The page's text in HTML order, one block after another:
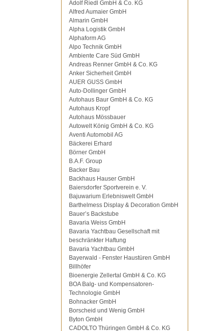
Adolf Riedl GmbH & Co. KG
Alfred Aumaier GmbH
Almarin GmbH
Alpha Logistik GmbH
Alphaform AG
Alpo Technik GmbH
Ambiente Care Süd GmbH
Andreas Renner GmbH & Co. KG
Anker Sicherheit GmbH
AUER GUSS GmbH
Auto-Dollinger GmbH
Autohaus Baur GmbH & Co. KG
Autohaus Kropf
Autohaus Mössbauer
Autowelt König GmbH & Co. KG
Aventi Automobil AG
Bäckerei Erhard
Börner GmbH
B.A.F. Group
Backer Bau
Backhaus Hauser GmbH
Baiersdorfer Sportverein e. V.
Bajuwarium Erlebniswelt GmbH
Barthelmess Display & Decoration GmbH
Bauer’s Backstube
Bavaria Weiss GmbH
Bavaria Yachtbau Gesellschaft mit
beschränkter Haftung
Bavaria Yachtbau GmbH
Bayerwald - Fenster Haustüren GmbH
Billhöfer
Bioenergie Zellertal GmbH & Co. KG
BOA Balg- und Kompensatoren-
Technologie GmbH
Bohnacker GmbH
Borscheid und Wenig GmbH
Byton GmbH
CADOLTO Thüringen GmbH & Co. KG